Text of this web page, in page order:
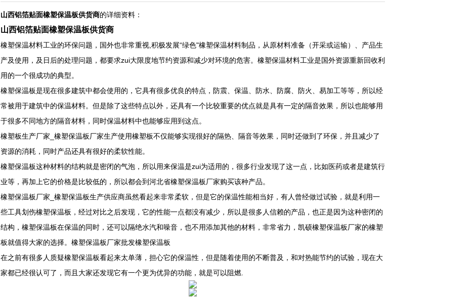
山西铝箔贴面橡塑保温板供货商的详细资料：
山西铝箔贴面橡塑保温板供货商
橡塑保温材料工业的环保问题，国外也非常重视,积极发展“绿色"橡塑保温材料制品，从原材料准备（开采或运输）、产品生
产及使用，及日后的处理问题，都要求zui大限度地节约资源和减少对环境的危害。橡塑保温材料工业是国外资源重新回收利
用的一个很成功的典型。
橡塑保温板是现在很多建筑中都会使用的，它具有很多优良的特点，防震、保温、防水、防腐、防火、易加工等等，所以经
常被用于建筑中的保温材料。但是除了这些特点以外，还具有一个比较重要的优点就是具有一定的隔音效果，所以也能够用
于很多不同地方的隔音材料，同时保温材料中也能够应用到这点。
橡塑板生产厂家_橡塑保温板厂家生产使用橡塑板不仅能够实现很好的隔热、隔音等效果，同时还做到了环保，并且减少了
资源的消耗，同时产品还具有很好的柔软性能。
橡塑保温板这种材料的结构就是密闭的气泡，所以用来保温是zui为适用的，很多行业发现了这一点，比如医药或者是建筑行
业等，再加上它的价格是比较低的，所以都会到河北省橡塑保温板厂家购买该种产品。
橡塑保温板厂家_橡塑保温板生产供应商虽然看起来非常柔软，但是它的保温性能相当好，有人曾经做过试验，就是利用一
些工具划伤橡塑保温板，经过对比之后发现，它的性能一点都没有减少，所以是很多人信赖的产品，也正是因为这种密闭的
结构，橡塑保温板在保温的同时，还可以隔绝水汽和噪音，也不用添加其他的材料，非常省力，凯硕橡塑保温板厂家的橡塑
板就值得大家的选择。橡塑保温板厂家批发橡塑保温板
在之前有很多人质疑橡塑保温板看起来太单薄，担心它的保温性，但是随着使用的不断普及，和对热能节约的试验，现在大
家都已经很认可了，而且大家还发现它有一个更为优异的功能，就是可以阻燃.